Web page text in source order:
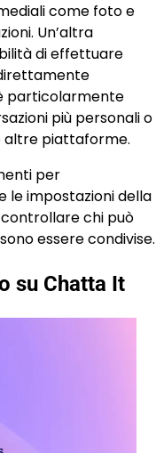
come foto e
Un’altra
di effettuare
particolarmente
più personali o
altre piattaforme.
per
le impostazioni della
chi può
essere condivise.
su Chatta It